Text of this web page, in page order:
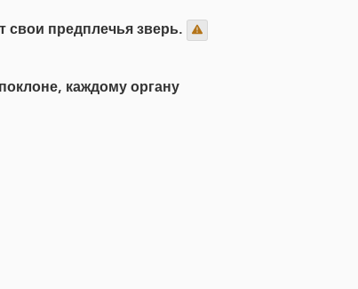
свои предплечья зверь.
каждому органу